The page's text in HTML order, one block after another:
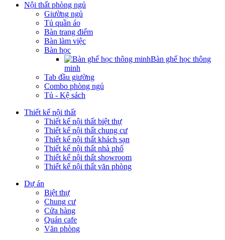
Nội thất phòng ngủ
Giường ngủ
Tủ quần áo
Bàn trang điểm
Bàn làm việc
Bàn học
Bàn ghế học thông
minh
Tab đầu giường
Combo phòng ngủ
Tủ - Kệ sách
Thiết kế nội thất
Thiết kế nội thất biệt thự
Thiết kế nội thất chung cư
Thiết kế nội thất khách sạn
Thiết kế nội thất nhà phố
Thiết kế nội thất showroom
Thiết kế nội thất văn phòng
Dự án
Biệt thự
Chung cư
Cửa hàng
Quán cafe
Văn phòng